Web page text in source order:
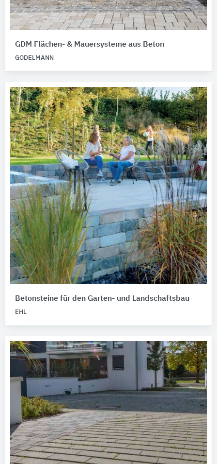
GDM Flächen- & Mauersysteme aus Beton
GODELMANN
Betonsteine für den Garten- und Landschaftsbau
EHL